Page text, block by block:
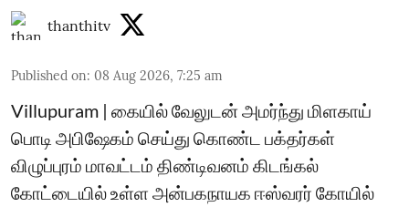
thanthitv
Published on: 08 Aug 2026, 7:25 am
Villupuram | கையில் வேலுடன் அமர்ந்து மிளகாய்
பொடி அபிஷேகம் செய்து கொண்ட பக்தர்கள்
விழுப்புரம் மாவட்டம் திண்டிவனம் கிடங்கல்
கோட்டையில் உள்ள அன்பகநாயக ஈஸ்வரர் கோயில்